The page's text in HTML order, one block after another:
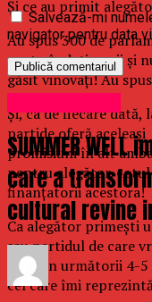
Și ce au primit
Au spus 300 de
sunt vânduți copii și
găsit vinovați! Au
Și, ca de fiecare
partide oferă aceleași
promisiuni în alt
pentru alegător,
finanțatorii acestora!
Ca alegător primești
sau partidul de care
furat în următorii 4-5
cel care îmi
Salvează-mi
navigator pentru data
SUMMER
care a
cultural revine